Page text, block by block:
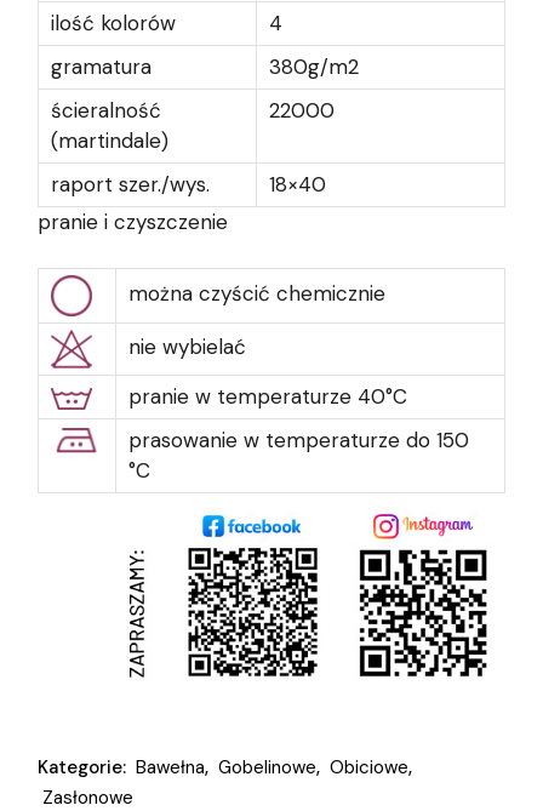
ilość kolorów
4
gramatura
380g/m2
ścieralność
(martindale)
22000
raport szer./wys.
18×40
pranie i czyszczenie
można czyścić chemicznie
nie wybielać
pranie w temperaturze 40°C
prasowanie w temperaturze do 150
°C
Kategorie: Bawełna, Gobelinowe, Obiciowe,
Zasłonowe